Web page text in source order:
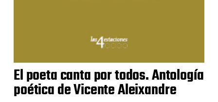
El poeta canta por todos. Antología
poética de Vicente Aleixandre